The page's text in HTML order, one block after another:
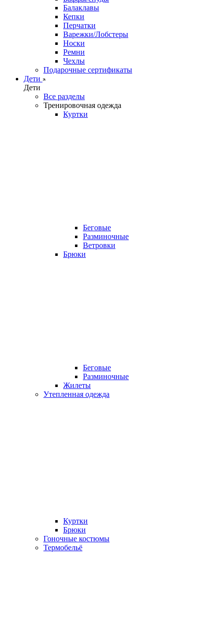
Балаклавы
Кепки
Перчатки
Варежки/Лобстеры
Носки
Ремни
Чехлы
Подарочные сертификаты
Дети
Дети
Все разделы
Тренировочная одежда
Куртки
Беговые
Разминочные
Ветровки
Брюки
Беговые
Разминочные
Жилеты
Утепленная одежда
Куртки
Брюки
Гоночные костюмы
Термобельё